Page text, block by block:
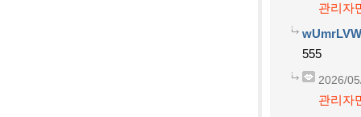
관리자
555
2026/
관리자